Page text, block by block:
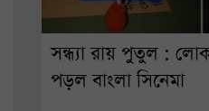
সন্ধ্যা রায় পুতুল :
পড়ল বাংলা সিনেমা